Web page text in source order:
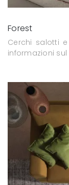
Forest
Cerchi salotti
informazioni